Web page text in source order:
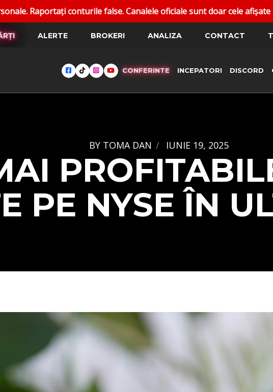
false. Canalele oficiale sunt doar cele afișate pe
ALERTE BROKERI ANALIZA CONTACT
CONFERINTE INCEPATORI DISCORD
BY TOMA DAN IUNIE 19, 2025
PE NYSE ÎN